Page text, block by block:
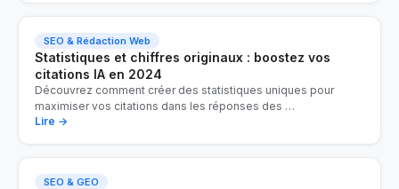
SEO & Rédaction Web
Statistiques et chiffres originaux : boostez vos
citations IA en 2024
Découvrez comment créer des statistiques uniques pour
maximiser vos citations dans les réponses des …
Lire →
SEO & GEO